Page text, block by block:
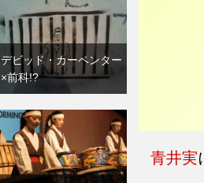
青井実
デビッド・カーペンター
×前科!?